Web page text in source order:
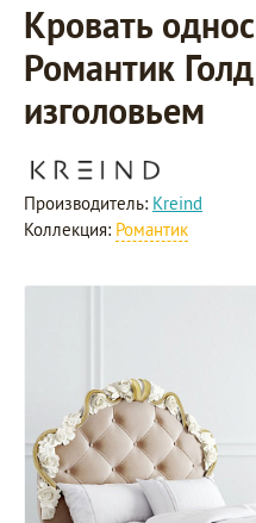
Кровать
Романтик
изголовьем
Производитель: Kreind
Коллекция: Романтик